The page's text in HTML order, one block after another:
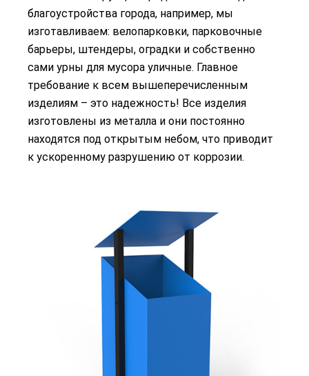
благоустройства города, например, мы
изготавливаем: велопарковки, парковочные
барьеры, штендеры, оградки и собственно
сами урны для мусора уличные. Главное
требование к всем вышеперечисленным
изделиям – это надежность! Все изделия
изготовлены из металла и они постоянно
находятся под открытым небом, что приводит
к ускоренному разрушению от коррозии.